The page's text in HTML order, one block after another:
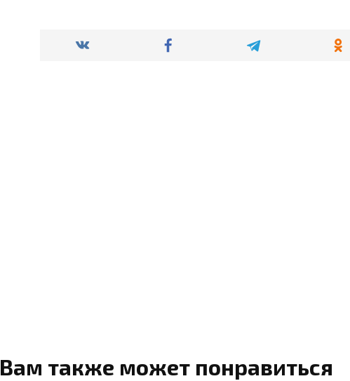
Вам также может понравиться